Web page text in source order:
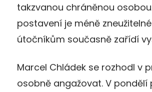
takzvanou chráněnou
postavení je méně
útočníkům současně zařídí
Marcel Chládek se rozhodl v
osobně angažovat. V pondělí